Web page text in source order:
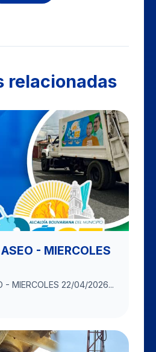
relacionadas
- MIERCOLES
- MIERCOLES 22/04/2026...